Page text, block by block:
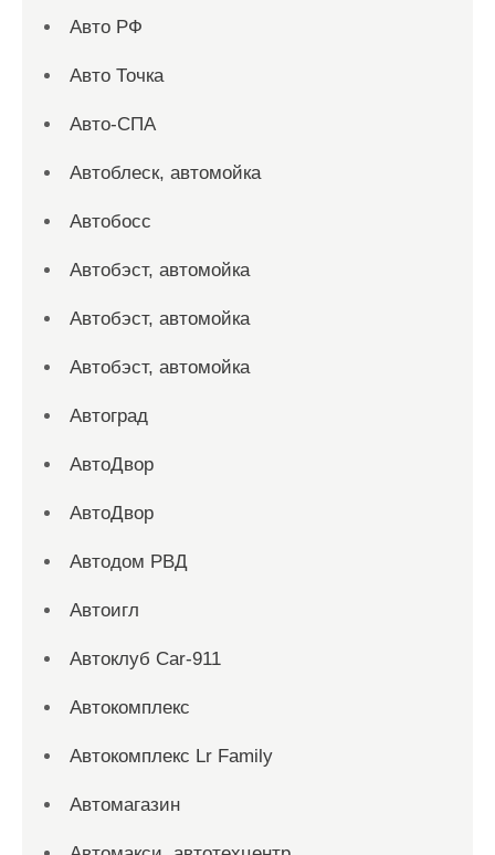
Авто РФ
Авто Точка
Авто-СПА
Автоблеск, автомойка
Автобосс
Автобэст, автомойка
Автобэст, автомойка
Автобэст, автомойка
Автоград
АвтоДвор
АвтоДвор
Автодом РВД
Автоигл
Автоклуб Car-911
Автокомплекс
Автокомплекс Lr Family
Автомагазин